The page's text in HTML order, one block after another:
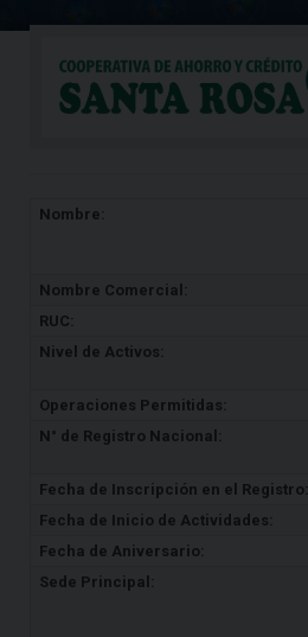
Nombre:
Nombre Comercial:
RUC:
Nivel de Activos:
Operaciones Permitidas:
N° de Registro Nacional:
Fecha de Inscripción en el Registro:
Fecha de Inicio de Actividades:
Fecha de Aniversario:
Sede Principal: